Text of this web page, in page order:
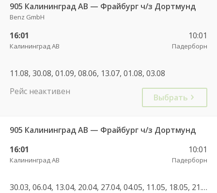
905 Калининград АВ — Фрайбург ч/з Дортмунд
Benz GmbH
16:01
Калининград АВ
10:01
Падерборн
11.08, 30.08, 01.09, 08.06, 13.07, 01.08, 03.08
Рейс неактивен
Выбрать
905 Калининград АВ — Фрайбург ч/з Дортмунд
16:01
Калининград АВ
10:01
Падерборн
30.03, 06.04, 13.04, 20.04, 27.04, 04.05, 11.05, 18.05, 21.05, 25.05, 28.05, 01.06, 04.06, 08.06, 11.06, 15.06, 18.06, 22.06, 25.06, 29.06, 02.07, 06.07, 09.07, 13.07, 16.07, 20.07, 23.07, 27.07, 30.07, 06.08, 13.08, 20.08, 27.08, 03.08, 10.08, 17.08, 24.08, 31.08, 03.09, 07.09, 10.09, 14.09, 17.09, 21.09, 24.09, 28.09, 05.10, 08.10, 12.10, 15.10, 19.10, 22.10, 26.10, 01.10, 26.04, 03.05, 17.05, 20.06, 07.07, 04.07, 11.07, 12.07, 25.07, 01.08, 08.08, 15.08, 16.08, 08.09, 11.10, 17.10, 17.04, 24.04, 02.05, 30.05, 01.06, 06.06, 08.06, 13.06, 15.06, 22.06, 27.06, 04.07, 02.08, 08.08, 15.08, 24.08